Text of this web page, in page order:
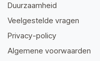
Duurzaamheid
Veelgestelde vragen
Privacy-policy
Algemene voorwaarden